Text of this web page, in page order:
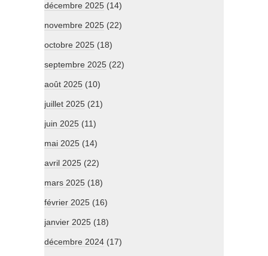
décembre 2025 (14)
novembre 2025 (22)
octobre 2025 (18)
septembre 2025 (22)
août 2025 (10)
juillet 2025 (21)
juin 2025 (11)
mai 2025 (14)
avril 2025 (22)
mars 2025 (18)
février 2025 (16)
janvier 2025 (18)
décembre 2024 (17)